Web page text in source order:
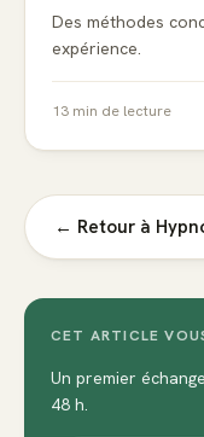
Des méthodes
expérience.
13 min de lecture
← Retour à
CET ARTICLE
Un premier
48 h.